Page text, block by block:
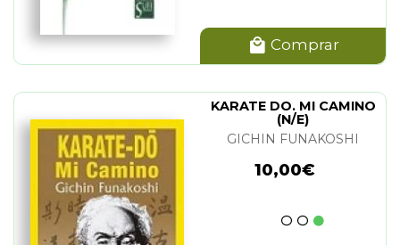
Comprar
KARATE DO. MI CAMINO
(N/E)
GICHIN FUNAKOSHI
10,00€